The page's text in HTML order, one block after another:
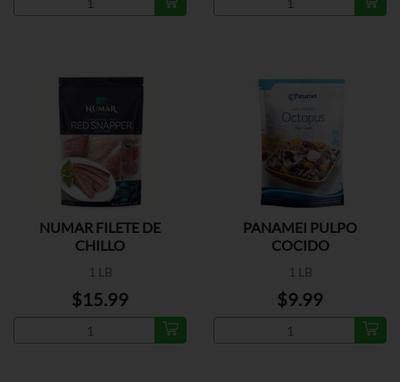
NUMAR FILETE DE
CHILLO
1 LB
$15.99
PANAMEI PULPO
COCIDO
1 LB
$9.99